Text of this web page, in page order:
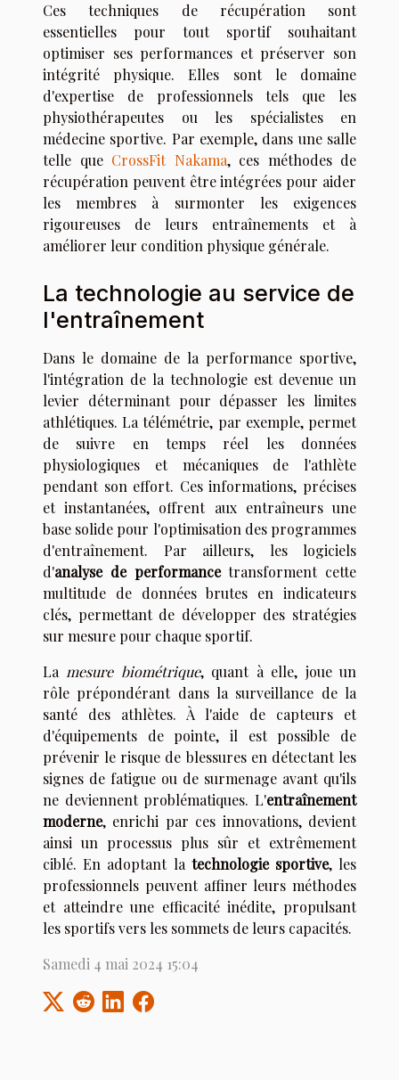
Ces techniques de récupération sont
essentielles pour tout sportif souhaitant
optimiser ses performances et préserver son
intégrité physique. Elles sont le domaine
d'expertise de professionnels tels que les
physiothérapeutes ou les spécialistes en
médecine sportive. Par exemple, dans une salle
telle que CrossFit Nakama, ces méthodes de
récupération peuvent être intégrées pour aider
les membres à surmonter les exigences
rigoureuses de leurs entraînements et à
améliorer leur condition physique générale.
La technologie au service de
l'entraînement
Dans le domaine de la performance sportive,
l'intégration de la technologie est devenue un
levier déterminant pour dépasser les limites
athlétiques. La télémétrie, par exemple, permet
de suivre en temps réel les données
physiologiques et mécaniques de l'athlète
pendant son effort. Ces informations, précises
et instantanées, offrent aux entraîneurs une
base solide pour l'optimisation des programmes
d'entraînement. Par ailleurs, les logiciels
d'analyse de performancetransforment cette
multitude de données brutes en indicateurs
clés, permettant de développer des stratégies
sur mesure pour chaque sportif.
La mesure biométrique, quant à elle, joue un
rôle prépondérant dans la surveillance de la
santé des athlètes. À l'aide de capteurs et
d'équipements de pointe, il est possible de
prévenir le risque de blessures en détectant les
signes de fatigue ou de surmenage avant qu'ils
ne deviennent problématiques. L'entraînement
moderne, enrichi par ces innovations, devient
ainsi un processus plus sûr et extrêmement
ciblé. En adoptant la technologie sportive, les
professionnels peuvent affiner leurs méthodes
et atteindre une efficacité inédite, propulsant
les sportifs vers les sommets de leurs capacités.
Samedi 4 mai 2024 15:04